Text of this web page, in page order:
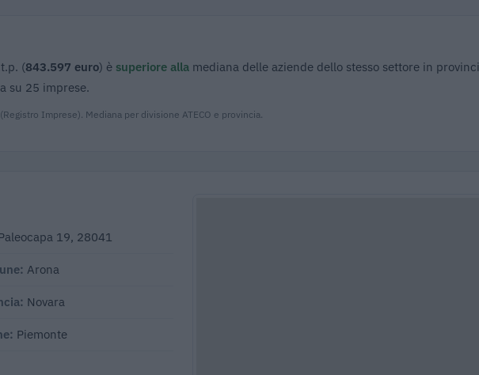
(843.597 euro) è superiore alla mediana delle aziende dello stesso settore in
su 25 imprese.
Imprese). Mediana per divisione ATECO e provincia.
19, 28041
Arona
Novara
Piemonte